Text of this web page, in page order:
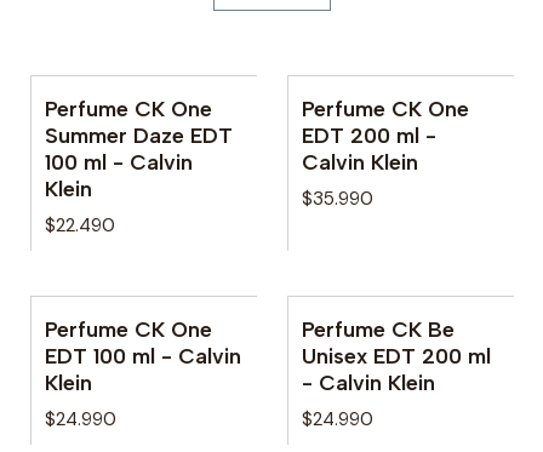
No disponible
Perfume CK One
Summer Daze EDT
100 ml - Calvin
Klein
$22.490
No disponible
Perfume CK One
EDT 200 ml -
Calvin Klein
$35.990
Agotado
Perfume CK One
EDT 100 ml - Calvin
Klein
$24.990
Perfume CK Be
Unisex EDT 200 ml
- Calvin Klein
$24.990